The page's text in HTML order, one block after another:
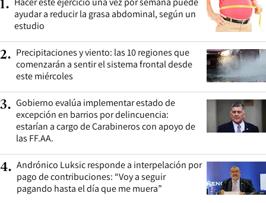
1.
ayudar a reducir la grasa abdominal, según un
estudio
2. Precipitaciones y viento: las 10 regiones que
comenzarán a sentir el sistema frontal desde
este miércoles
3. Gobierno evalúa implementar estado de
excepción en barrios por delincuencia:
estarían a cargo de Carabineros con apoyo de
las FF.AA.
4. Andrónico Luksic responde a interpelación por
pago de contribuciones: “Voy a seguir
pagando hasta el día que me muera”